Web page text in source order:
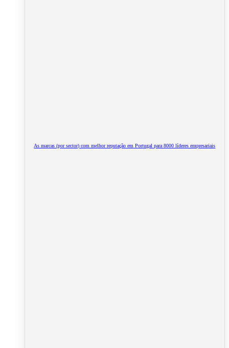
As marcas (por sector) com melhor reputação em Portugal para 8000 líderes empresariais